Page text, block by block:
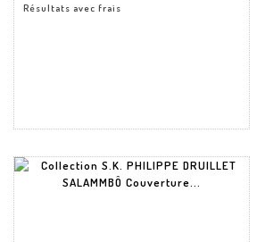
Résultats avec frais